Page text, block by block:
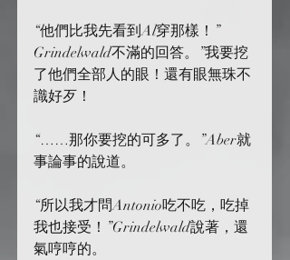
“他們比我先看到Al穿那樣！”
Grindelwald不滿的回答。”我要挖
了他們全部人的眼！還有眼無珠不
識好歹！
“……那你要挖的可多了。”Aber就
事論事的說道。
“所以我才問Antonio吃不吃，吃掉
我也接受！”Grindelwald說著，還
氣哼哼的。